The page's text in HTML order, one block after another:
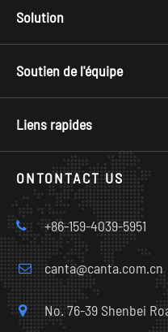
Solution
Soutien de l'équipe
Liens rapides
ONTONTACT US
+86-159-4039-5951
canta@canta.com.cn
No. 76-39 Shenbei